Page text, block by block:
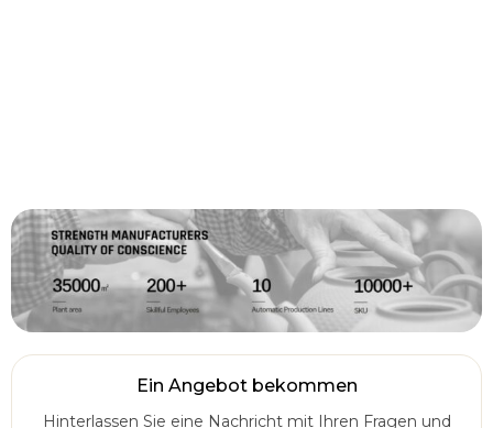
Ein Angebot bekommen
Hinterlassen Sie eine Nachricht mit Ihren Fragen und